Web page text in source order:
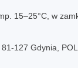
15–25°C, w
127 Gdynia,